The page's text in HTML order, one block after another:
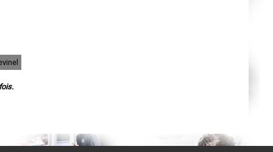
Annecy
Paris